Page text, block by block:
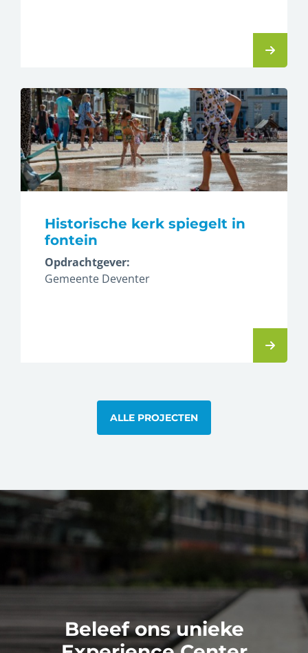
Historische kerk spiegelt in
fontein
Opdrachtgever:
Gemeente Deventer
ALLE PROJECTEN
Beleef ons unieke